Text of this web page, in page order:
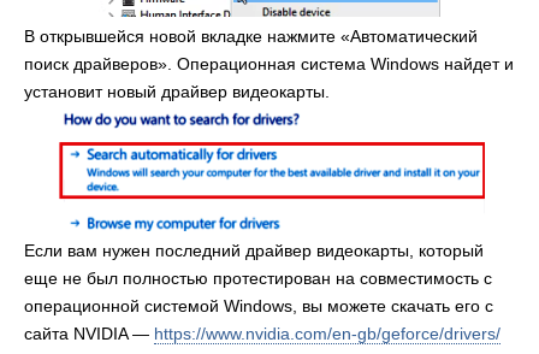
В открывшейся новой вкладке нажмите «Автоматический
поиск драйверов». Операционная система Windows найдет и
установит новый драйвер видеокарты.
Если вам нужен последний драйвер видеокарты, который
еще не был полностью протестирован на совместимость с
операционной системой Windows, вы можете скачать его с
сайта NVIDIA — https://www.nvidia.com/en-gb/geforce/drivers/